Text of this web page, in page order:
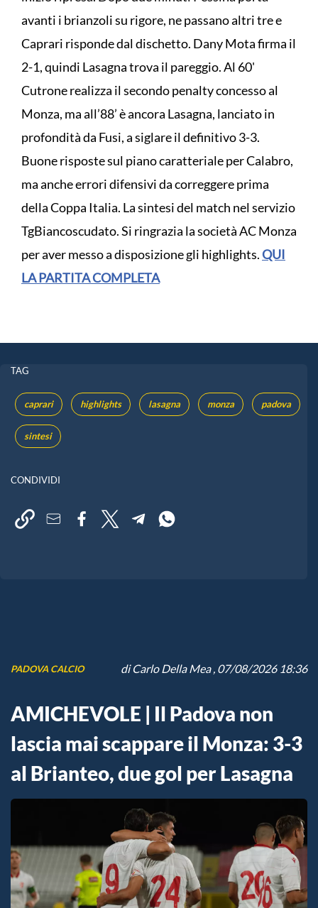
avanti i brianzoli su rigore, ne passano altri tre e
Caprari risponde dal dischetto. Dany Mota firma il
2-1, quindi Lasagna trova il pareggio. Al 60'
Cutrone realizza il secondo penalty concesso al
Monza, ma all’88’ è ancora Lasagna, lanciato in
profondità da Fusi, a siglare il definitivo 3-3.
Buone risposte sul piano caratteriale per Calabro,
ma anche errori difensivi da correggere prima
della Coppa Italia. La sintesi del match nel servizio
TgBiancoscudato. Si ringrazia la società AC Monza
per aver messo a disposizione gli highlights.QUI
LA PARTITA COMPLETA
TAG
caprari highlights lasagna monza padova
sintesi
CONDIVIDI
PADOVA CALCIO diCarlo Della Mea, 07/08/2026 18:36
AMICHEVOLE | Il Padova non
lascia mai scappare il Monza: 3-3
al Brianteo, due gol per Lasagna